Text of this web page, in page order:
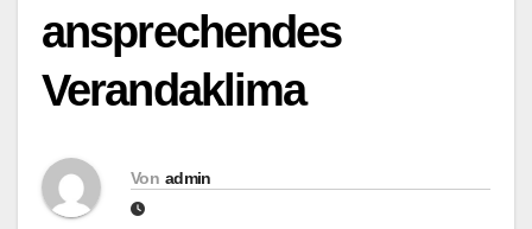
ansprechendes
Verandaklima
Von admin